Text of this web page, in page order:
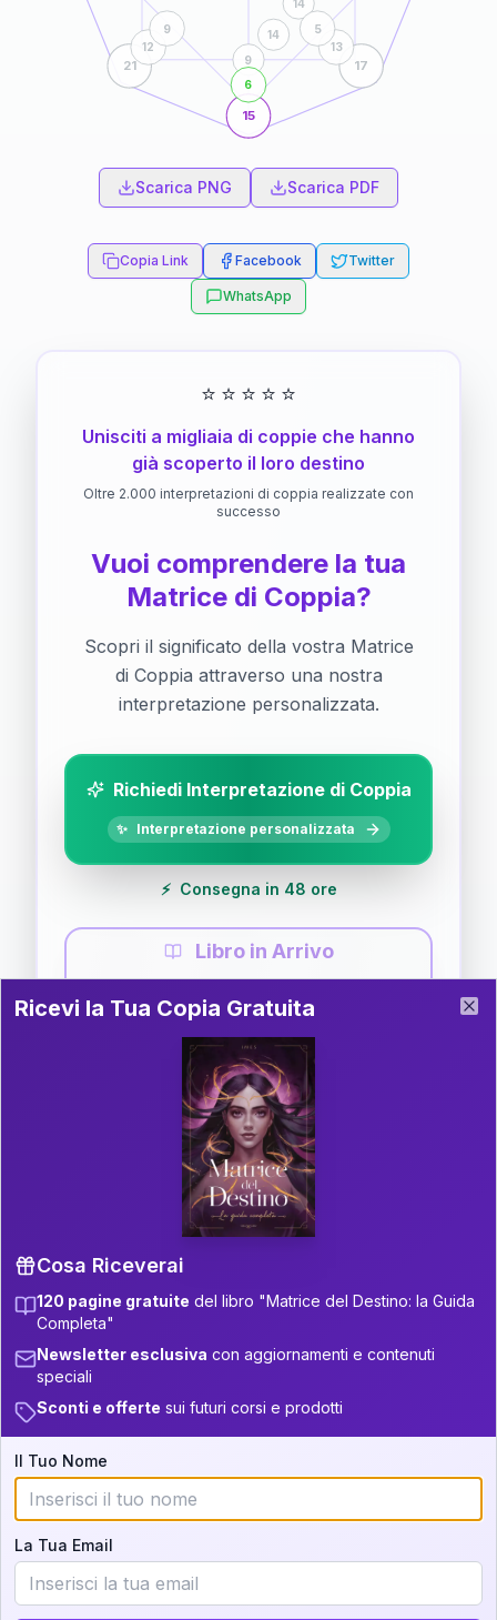
15
21 17
9
14
14
6
12
9
13
5
Scarica PNG Scarica PDF
Copia Link Facebook Twitter
WhatsApp
⭐ ⭐ ⭐ ⭐ ⭐
Unisciti a migliaia di coppie che hanno
già scoperto il loro destino
Oltre 2.000 interpretazioni di coppia realizzate con
successo
Vuoi comprendere la tua
Matrice di Coppia?
Scopri il significato della vostra Matrice
di Coppia attraverso una nostra
interpretazione personalizzata.
Richiedi Interpretazione di Coppia
✨ Interpretazione personalizzata
⚡ Consegna in 48 ore
Libro in Arrivo
Guida completa di Coppia
Il libro è in fase di scrittura. Iscriviti alla newsletter
per ricevere aggiornamenti!
P.S. Interpretazione parziale
gratuita
Scorri più in basso per vedere
un'interpretazione parziale gratuita della tua
Iscriviti alla newsletter per ricevere
aggiornamenti quando sarà disponibile.
Cosa scoprirete nella vostra
interpretazione:
💕 Come rafforzare la vostra unione
Ricevi la Tua Copia Gratuita del Libro
Ricevi la Tua Copia Gratuita
Cosa Riceverai
120 pagine gratuite del libro "Matrice del Destino: la Guida
Completa"
Newsletter esclusiva con aggiornamenti e contenuti
speciali
Sconti e offerte sui futuri corsi e prodotti
Il Tuo Nome
La Tua Email